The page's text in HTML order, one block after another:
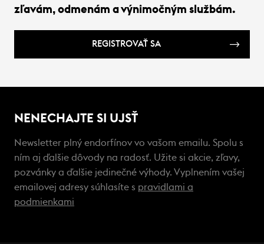
zľavám, odmenám a výnimočným službám.
REGISTROVAŤ SA
NENECHAJTE SI UJSŤ
Newsletter plný endorfínov vo vašom emailu. Spolu s
ním aj ďalšie dôvody na radosť. Užite si akcie, zľavy,
pozvánky a ďalšie jedinečné výhody. Vyplnením vašej
emailovej adresy súhlasíte s pravidlami a
podmienkami